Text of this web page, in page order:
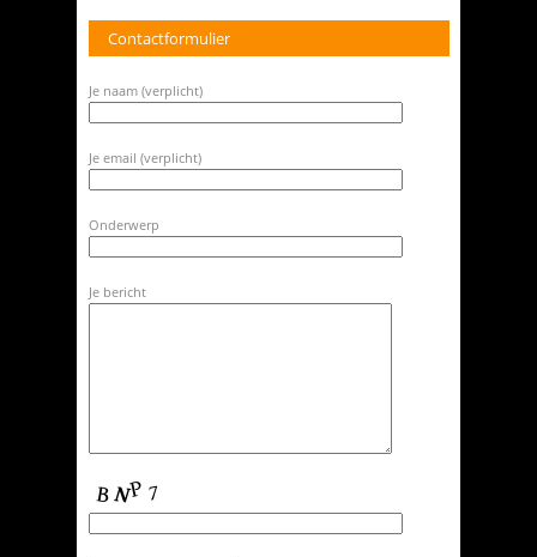
Contactformulier
Je naam (verplicht)
Je email (verplicht)
Onderwerp
Je bericht